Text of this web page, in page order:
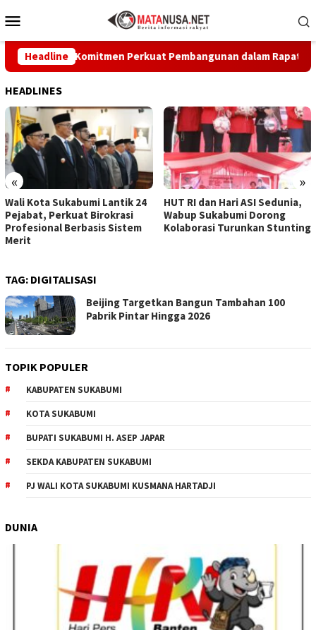
ke
Mobile
HeadlineKomitmen Perkuat Pembangunan dalam Rapat
HEADLINES
« »
Wali Kota Sukabumi Lantik 24
Pejabat, Perkuat Birokrasi
Profesional Berbasis Sistem
Merit
HUT RI dan Hari ASI Sedunia,
Wabup Sukabumi Dorong
Kolaborasi Turunkan Stunting
TAG: DIGITALISASI
Beijing Targetkan Bangun Tambahan 100
Pabrik Pintar Hingga 2026
TOPIK POPULER
KABUPATEN SUKABUMI
KOTA SUKABUMI
BUPATI SUKABUMI H. ASEP JAPAR
SEKDA KABUPATEN SUKABUMI
PJ WALI KOTA SUKABUMI KUSMANA HARTADJI
DUNIA